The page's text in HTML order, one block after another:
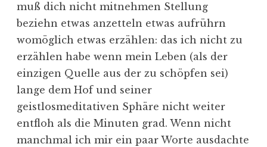
muß dich nicht mitnehmen Stellung
beziehn etwas anzetteln etwas aufrührn
womöglich etwas erzählen: das ich nicht zu
erzählen habe wenn mein Leben (als der
einzigen Quelle aus der zu schöpfen sei)
lange dem Hof und seiner
geistlosmeditativen Sphäre nicht weiter
entfloh als die Minuten grad. Wenn nicht
manchmal ich mir ein paar Worte ausdachte